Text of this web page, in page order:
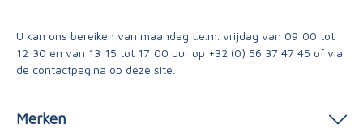
U kan ons bereiken van maandag t.e.m. vrijdag van 09:00 tot
12:30 en van 13:15 tot 17:00 uur op +32 (0) 56 37 47 45 of via
de contactpagina op deze site.
Merken